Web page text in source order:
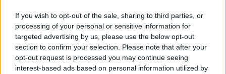
If you wish to opt-out of the sale, sharing to third parties, or
processing of your personal or sensitive information for
targeted advertising by us, please use the below opt-out
section to confirm your selection. Please note that after your
opt-out request is processed you may continue seeing
interest-based ads based on personal information utilized by
Te szoktad?
08. 02.
SOKAN ROSSZUL TÁROLJÁK A GYÓGYSZEREIKET –
EMIATT CSÖKKENHET A HATÁSUK
Érdemes odafigyelni rá